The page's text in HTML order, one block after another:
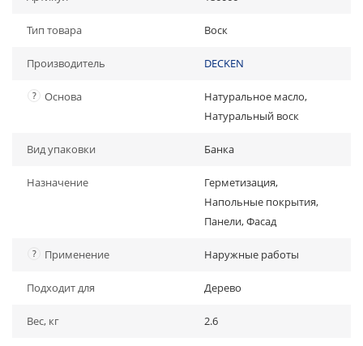
Тип товара Воск
Производитель DECKEN
? Основа
Натуральное масло,
Натуральный воск
Вид упаковки Банка
Назначение
Герметизация,
Напольные покрытия,
Панели, Фасад
? Применение Наружные работы
Подходит для Дерево
Вес, кг 2.6